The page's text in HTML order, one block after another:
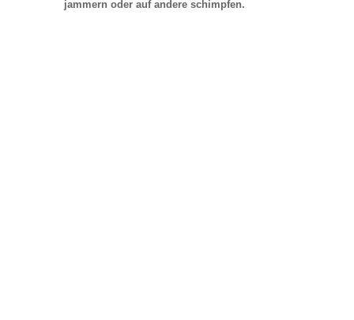
jammern oder auf andere schimpfen.